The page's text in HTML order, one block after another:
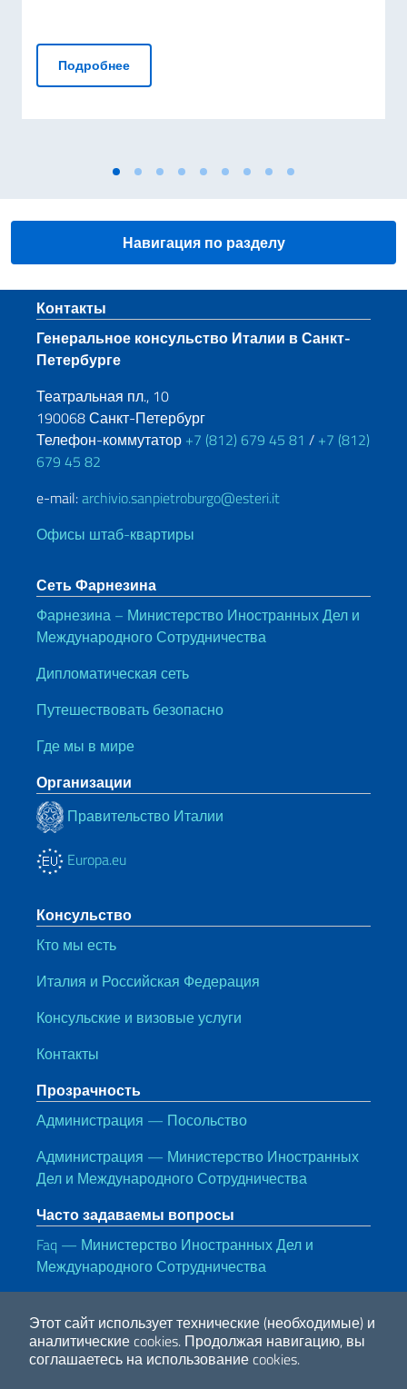
Этот сайт использует технические (необходимые) и
аналитические cookies. Продолжая навигацию, вы
соглашаетесь на использование cookies.
ПодробнееИзменение стоимости оформления
Навигация по разделу
Нижний колонтитул
Контакты
Генеральное консульство Италии в Санкт-
Петербурге
Театральная пл., 10
190068 Санкт-Петербург
Телефон-коммутатор +7 (812) 679 45 81 / +7 (812)
679 45 82
e-mail:archivio.sanpietroburgo@esteri.it
Офисы штаб-квартиры
Сеть Фарнезина
Фарнезина – Министерство Иностранных Дел и
Международного Сотрудничества
Дипломатическая сеть
Путешествовать безопасно
Где мы в мире
Организации
Правительство Италии
Europa.eu
Консульство
Кто мы есть
Италия и Российская Федерация
Консульские и визовые услуги
Контакты
Прозрачность
Администрация — Посольство
Администрация — Министерство Иностранных
Дел и Международного Сотрудничества
Часто задаваемы вопросы
Faq — Министерство Иностранных Дел и
Международного Сотрудничества
Полезные ссылки
Note legaliPrivacy e cookie policyDichiarazione di accessibilità